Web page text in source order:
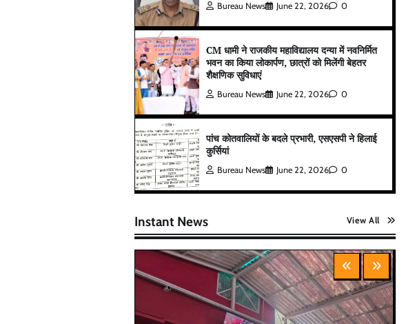
Bureau News June 22, 2026 0
CM धामी ने राजकीय महाविद्यालय दन्या में नवनिर्मित
भवन का किया लोकार्पण, छात्रों को मिलेंगी बेहतर
शैक्षणिक सुविधाएं
Bureau News June 22, 2026 0
पांच कोतवालियों के बदले प्रभारी, एसएसपी ने हिलाई
कुर्सियां
Bureau News June 22, 2026 0
Instant News View All